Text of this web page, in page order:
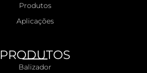
Produtos
Aplicações
PRODUTOS
Balizador